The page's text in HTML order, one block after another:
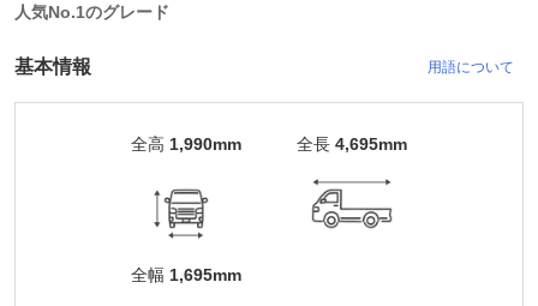
人気No.1のグレード
基本情報 用語について
全高 1,990mm
全幅 1,695mm
全長 4,695mm